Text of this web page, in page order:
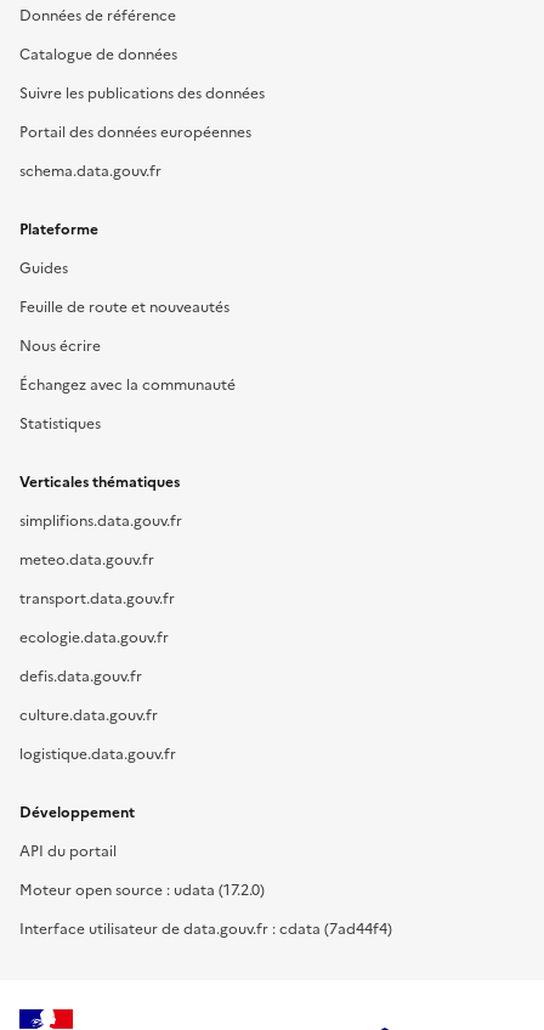
Données de référence
Catalogue de données
Suivre les publications des données
Portail des données européennes
schema.data.gouv.fr
Plateforme
Guides
Feuille de route et nouveautés
Nous écrire
Échangez avec la communauté
Statistiques
Verticales thématiques
simplifions.data.gouv.fr
meteo.data.gouv.fr
transport.data.gouv.fr
ecologie.data.gouv.fr
defis.data.gouv.fr
culture.data.gouv.fr
logistique.data.gouv.fr
Développement
API du portail
Moteur open source : udata (17.2.0)
Interface utilisateur de data.gouv.fr : cdata (7ad44f4)